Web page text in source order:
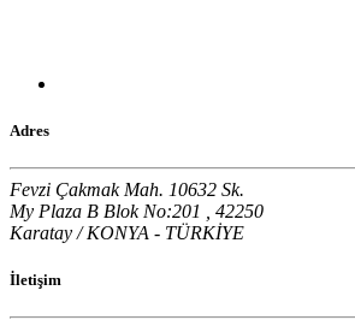
Adres
Fevzi Çakmak Mah. 10632 Sk.
My Plaza B Blok No:201 , 42250
Karatay / KONYA - TÜRKİYE
İletişim